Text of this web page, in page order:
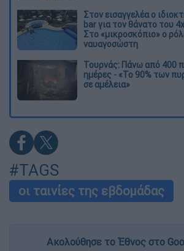
Στον εισαγγελέα ο
bar για τον θάνατο του
Στο «μικροσκόπιο» ο
ναυαγοσώστη
Τουρνάς: Πάνω από 400
ημέρες - «Το 90% των
σε αμέλεια»
#TAGS
οι ταινίες της εβδομάδας
Ακολούθησε το Έθνος στο